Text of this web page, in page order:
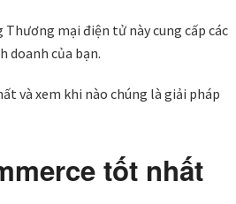
mại điện tử này cung cấp các
doanh của bạn.
và xem khi nào chúng là giải pháp
tốt nhất